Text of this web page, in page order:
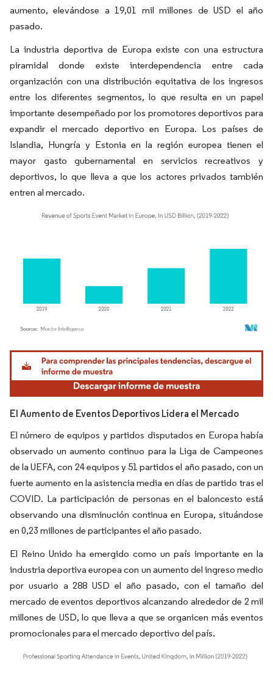
aumento, elevándose a 19,01 mil millones de USD el año
pasado.
La industria deportiva de Europa existe con una estructura
piramidal donde existe interdependencia entre cada
organización con una distribución equitativa de los ingresos
entre los diferentes segmentos, lo que resulta en un papel
importante desempeñado por los promotores deportivos para
expandir el mercado deportivo en Europa. Los países de
Islandia, Hungría y Estonia en la región europea tienen el
mayor gasto gubernamental en servicios recreativos y
deportivos, lo que lleva a que los actores privados también
entren al mercado.
Imagen © Mordor Intelligence. El uso requiere atribución según CC BY 4.0.
El Aumento de Eventos Deportivos Lidera el Mercado
El número de equipos y partidos disputados en Europa había
observado un aumento continuo para la Liga de Campeones
de la UEFA, con 24 equipos y 51 partidos el año pasado, con un
fuerte aumento en la asistencia media en días de partido tras el
COVID. La participación de personas en el baloncesto está
observando una disminución continua en Europa, situándose
en 0,23 millones de participantes el año pasado.
El Reino Unido ha emergido como un país importante en la
industria deportiva europea con un aumento del ingreso medio
por usuario a 288 USD el año pasado, con el tamaño del
mercado de eventos deportivos alcanzando alrededor de 2 mil
millones de USD, lo que lleva a que se organicen más eventos
promocionales para el mercado deportivo del país.